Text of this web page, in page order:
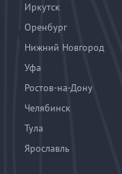
Иркутск
Оренбург
Нижний Новгород
Уфа
Ростов-на-Дону
Челябинск
Тула
Ярославль